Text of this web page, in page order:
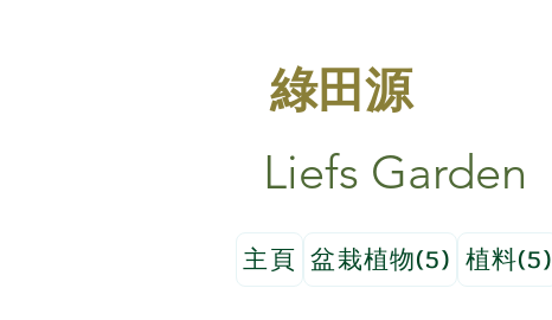
綠田源
Liefs Garden
主頁 盆栽植物(5) 植料(5)